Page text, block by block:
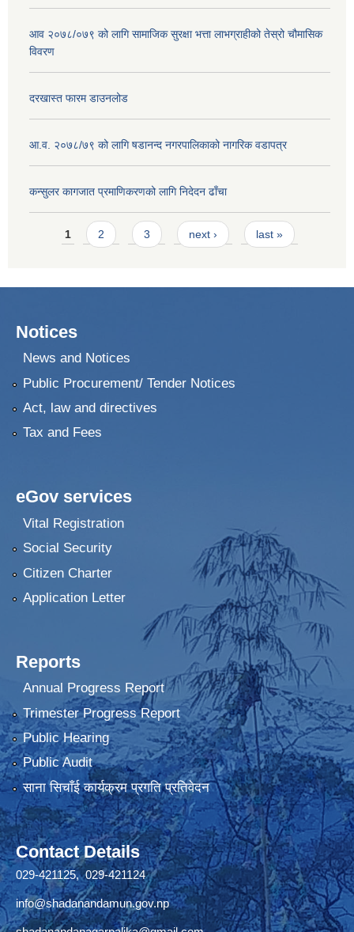
आव २०७८/०७९ को लागि सामाजिक सुरक्षा भत्ता लाभग्राहीको तेस्रो चौमासिक
विवरण
दरखास्त फारम डाउनलोड
आ.व. २०७८/७९ को लागि षडानन्द नगरपालिकाको नागरिक वडापत्र
कन्सुलर कागजात प्रमाणिकरणको लागि निदेदन ढाँचा
Pages
1 2 3 next › last »
Notices
News and Notices
Public Procurement/ Tender Notices
Act, law and directives
Tax and Fees
eGov services
Vital Registration
Social Security
Citizen Charter
Application Letter
Reports
Annual Progress Report
Trimester Progress Report
Public Hearing
Public Audit
साना सिचाँई कार्यक्रम प्रगति प्रतिवेदन
Contact Details
029-421125, 029-421124
info@shadanandamun.gov.np